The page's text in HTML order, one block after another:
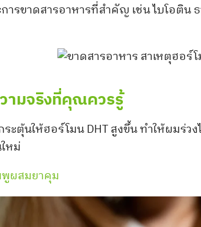
ารขาดสารอาหารที่สำคัญ เช่น ไบโอติ
ามจริงที่คุณควรรู้
ะตุ้นให้ฮอร์โมน DHT สูงขึ้น ทำให้ผมร่
หม่
พูผสมยาคุม